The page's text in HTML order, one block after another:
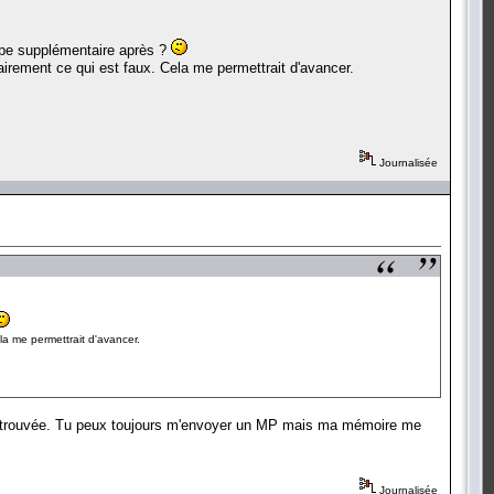
supplémentaire après ?
ce qui est faux. Cela me permettrait d'avancer.
Journalisée
me permettrait d'avancer.
Tu peux toujours m'envoyer un MP mais ma mémoire me
Journalisée